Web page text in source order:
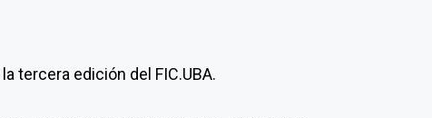
tercera edición del FIC.UBA.